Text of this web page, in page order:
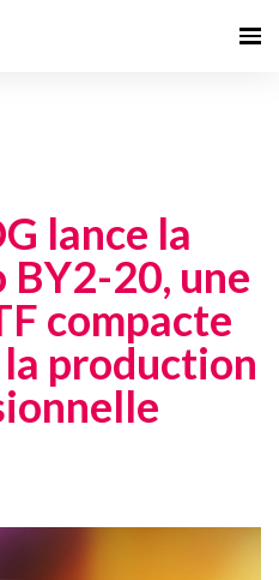
lance la
20, une
compacte
production